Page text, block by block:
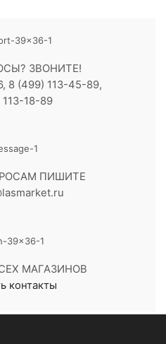
ЗВОНИТЕ!
8 (499) 113-45-89,
18-89
ПИШИТЕ
МАГАЗИНОВ
контакты